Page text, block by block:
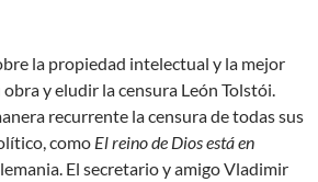
la propiedad intelectual y la mejor
y eludir la censura León Tolstói.
recurrente la censura de todas sus
como El reino de Dios está en
El secretario y amigo Vladimir